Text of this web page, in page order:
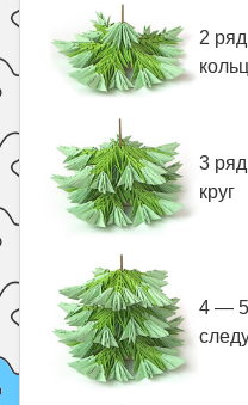
2
3
круг
4 — 5